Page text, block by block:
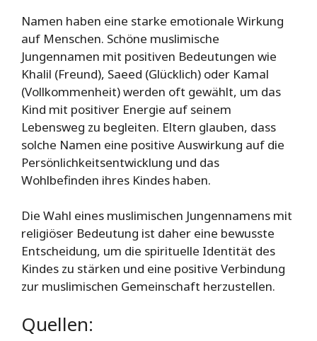
Namen haben eine starke emotionale Wirkung
auf Menschen. Schöne muslimische
Jungennamen mit positiven Bedeutungen wie
Khalil (Freund), Saeed (Glücklich) oder Kamal
(Vollkommenheit) werden oft gewählt, um das
Kind mit positiver Energie auf seinem
Lebensweg zu begleiten. Eltern glauben, dass
solche Namen eine positive Auswirkung auf die
Persönlichkeitsentwicklung und das
Wohlbefinden ihres Kindes haben.
Die Wahl eines muslimischen Jungennamens mit
religiöser Bedeutung ist daher eine bewusste
Entscheidung, um die spirituelle Identität des
Kindes zu stärken und eine positive Verbindung
zur muslimischen Gemeinschaft herzustellen.
Quellen: